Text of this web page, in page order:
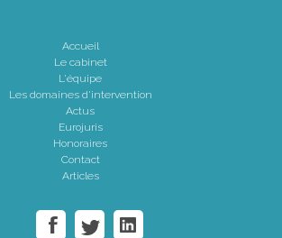
Accueil
Le cabinet
L'équipe
Les domaines d'intervention
Actus
Eurojuris
Honoraires
Contact
Articles